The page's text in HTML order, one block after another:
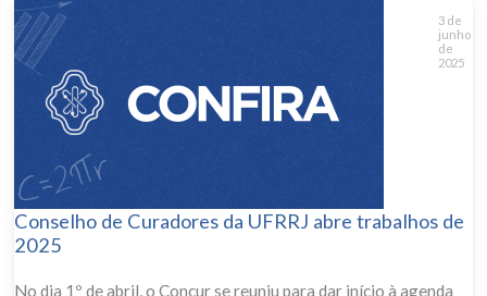
3 de
junho
de
2025
Conselho de Curadores da UFRRJ abre trabalhos de
2025
No dia 1º de abril, o Concur se reuniu para dar início à agenda